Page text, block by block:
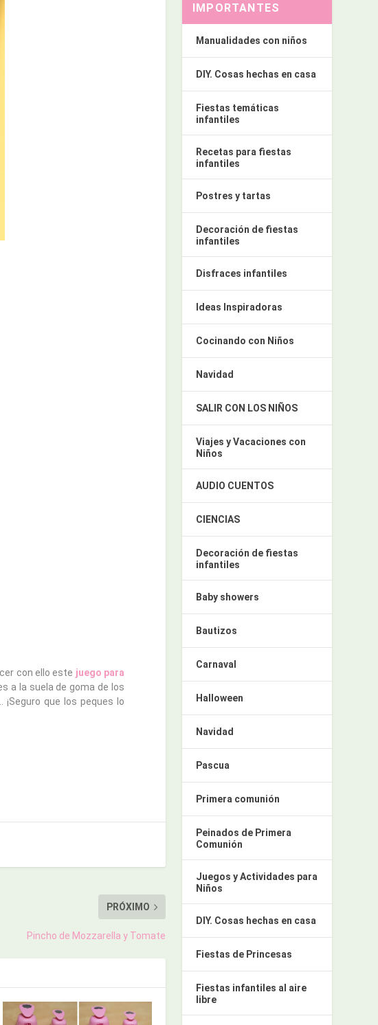
con ello este juego para
a la suela de goma de los
que los peques lo
PRÓXIMO
Pincho de Mozzarella y Tomate
IMPORTANTES
Manualidades con niños
DIY. Cosas hechas en casa
Fiestas temáticas
infantiles
Recetas para fiestas
infantiles
Postres y tartas
Decoración de fiestas
infantiles
Disfraces infantiles
Ideas Inspiradoras
Cocinando con Niños
Navidad
SALIR CON LOS NIÑOS
Viajes y Vacaciones con
Niños
AUDIO CUENTOS
CIENCIAS
Decoración de fiestas
infantiles
Baby showers
Bautizos
Carnaval
Halloween
Navidad
Pascua
Primera comunión
Peinados de Primera
Comunión
Juegos y Actividades para
Niños
DIY. Cosas hechas en casa
Fiestas de Princesas
Fiestas infantiles al aire
libre